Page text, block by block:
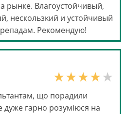
рынке. Влагоустойчивый,
нескользкий и устойчивый
Рекомендую!
що порадили
дуже гарно розуміюся на